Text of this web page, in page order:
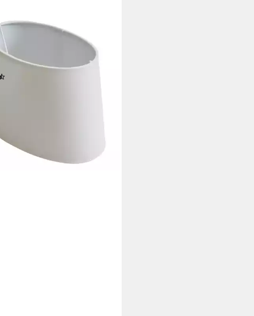
Lampenschirm oval
T:21x14,5/H:17cm, Jinming
in 3-4 Werktagen bei dir